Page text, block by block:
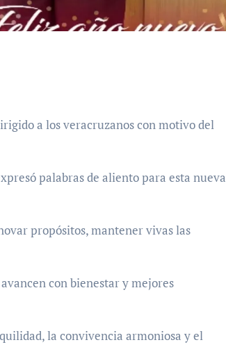
a los veracruzanos con motivo del
palabras de aliento para esta nueva
propósitos, mantener vivas las
con bienestar y mejores
la convivencia armoniosa y el